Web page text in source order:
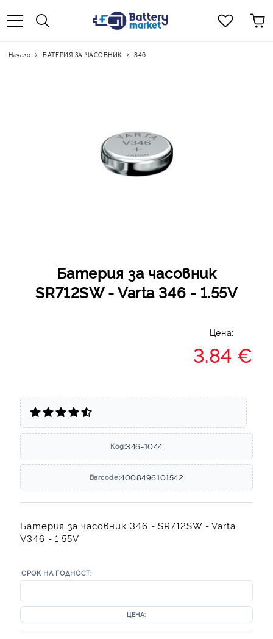
Начало БАТЕРИЯ ЗА ЧАСОВНИК 346
Батерия за часовник
SR712SW - Varta 346 - 1.55V
Цена:
3.84 €
Код:346-1044
Barcode:4008496101542
Батерия за часовник 346 - SR712SW - Varta
V346 - 1.55V
СРОК НА ГОДНОСТ:
ЦЕНА: